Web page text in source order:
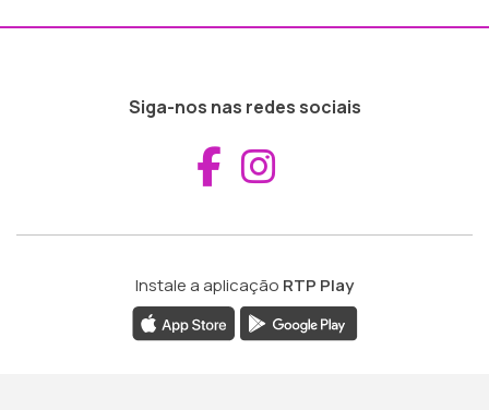
Siga-nos nas redes sociais
Aceder ao
Instale a aplicação RTP Play